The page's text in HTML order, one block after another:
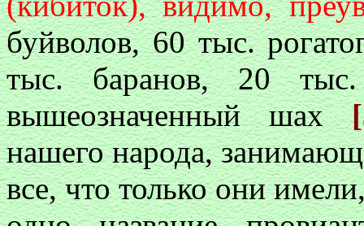
буйволов, 60 тыс.
тыс. баранов, 20
вышеозначенный шах
нашего народа,
все, что только они